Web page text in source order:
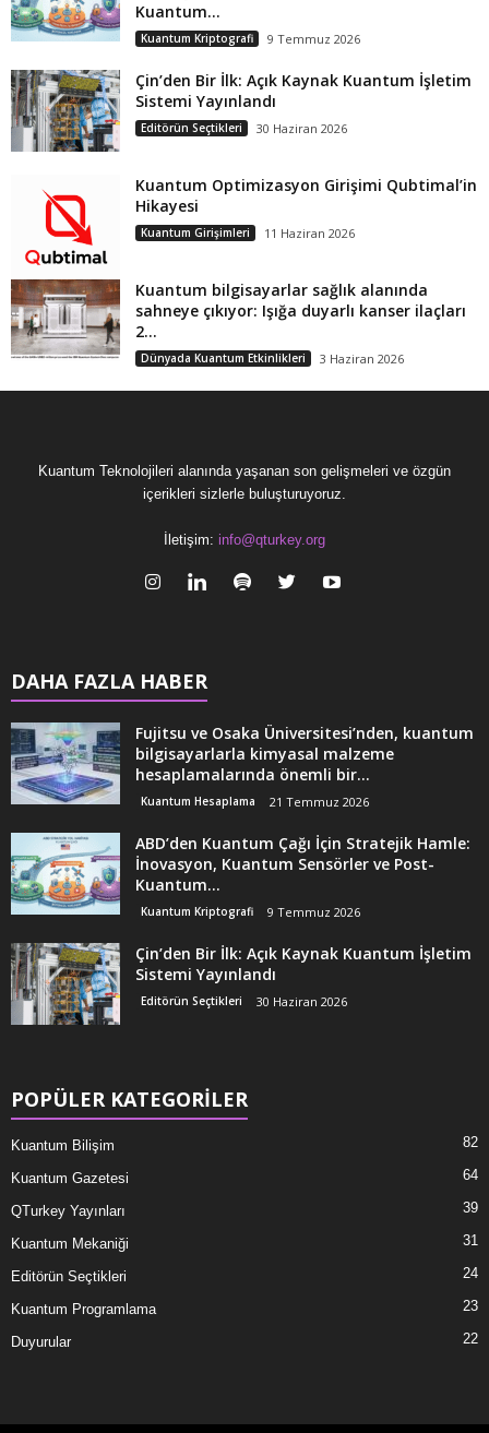
Kuantum...
Kuantum Kriptografi 9 Temmuz 2026
Çin’den Bir İlk: Açık Kaynak Kuantum İşletim
Sistemi Yayınlandı
Editörün Seçtikleri 30 Haziran 2026
Kuantum Optimizasyon Girişimi Qubtimal’in
Hikayesi
Kuantum Girişimleri 11 Haziran 2026
Kuantum bilgisayarlar sağlık alanında
sahneye çıkıyor: Işığa duyarlı kanser ilaçları
2...
Dünyada Kuantum Etkinlikleri 3 Haziran 2026
Kuantum Teknolojileri alanında yaşanan son gelişmeleri ve özgün
içerikleri sizlerle buluşturuyoruz.
İletişim: info@qturkey.org
DAHA FAZLA HABER
Fujitsu ve Osaka Üniversitesi’nden, kuantum
bilgisayarlarla kimyasal malzeme
hesaplamalarında önemli bir...
Kuantum Hesaplama 21 Temmuz 2026
ABD’den Kuantum Çağı İçin Stratejik Hamle:
İnovasyon, Kuantum Sensörler ve Post-
Kuantum...
Kuantum Kriptografi 9 Temmuz 2026
Çin’den Bir İlk: Açık Kaynak Kuantum İşletim
Sistemi Yayınlandı
Editörün Seçtikleri 30 Haziran 2026
POPÜLER KATEGORİLER
Kuantum Bilişim 82
Kuantum Gazetesi 64
QTurkey Yayınları 39
Kuantum Mekaniği 31
Editörün Seçtikleri 24
Kuantum Programlama 23
Duyurular 22